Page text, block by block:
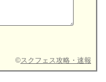
©スクフェス攻略・速報